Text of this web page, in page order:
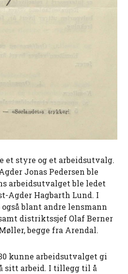
et styre og et arbeidsutvalg.
Jonas Pedersen ble
arbeidsutvalget ble ledet
Agder Hagbarth Lund. I
blant andre lensmann
distriktssjef Olaf Berner
begge fra Arendal.
kunne arbeidsutvalget gi
sitt arbeid. I tillegg til å